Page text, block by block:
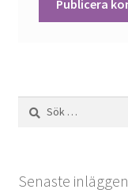
Sök
efter:
Senaste inläggen